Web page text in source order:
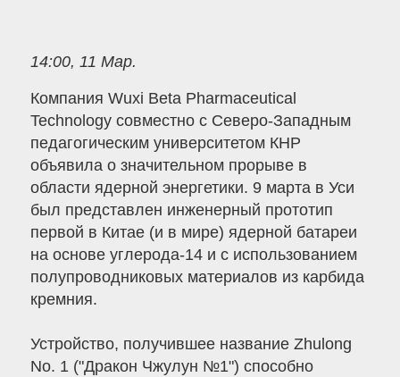
14:00, 11 Мар.
Компания Wuxi Beta Pharmaceutical
Technology совместно с Северо-Западным
педагогическим университетом КНР
объявила о значительном прорыве в
области ядерной энергетики. 9 марта в Уси
был представлен инженерный прототип
первой в Китае (и в мире) ядерной батареи
на основе углерода-14 и с использованием
полупроводниковых материалов из карбида
кремния.
Устройство, получившее название Zhulong
No. 1 ("Дракон Чжулун №1") способно